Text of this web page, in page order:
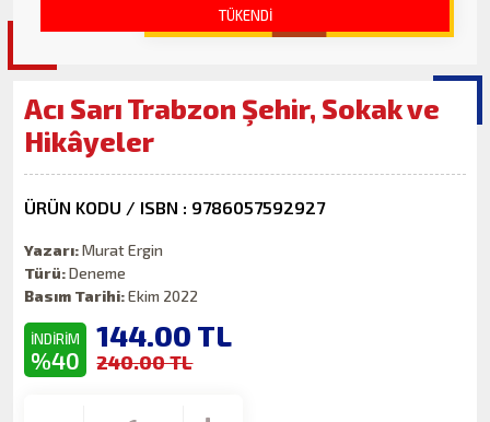
TÜKENDİ
Acı Sarı Trabzon Şehir, Sokak ve
Hikâyeler
ÜRÜN KODU / ISBN : 9786057592927
Yazarı:Murat Ergin
Türü:Deneme
Basım Tarihi:Ekim 2022
İNDİRİM
%40
144.00 TL
240.00 TL